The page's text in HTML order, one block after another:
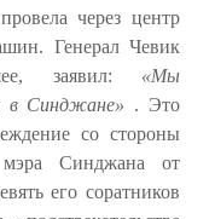
через центр
Генерал Чевик
заявил: «Мы
в Синджане» . Это
со стороны
Синджана от
его соратников